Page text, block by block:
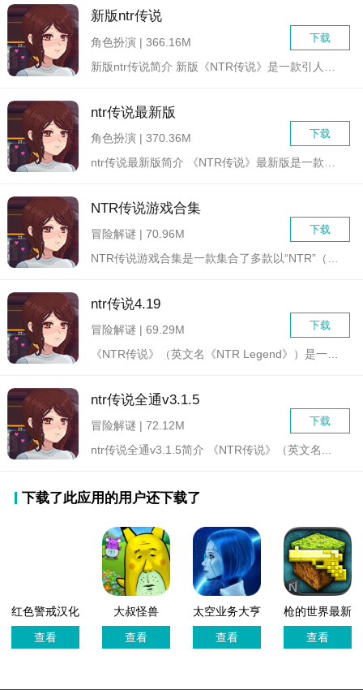
新版ntr传说
下载
角色扮演 | 366.16M
ntr传说最新版
下载
角色扮演 | 370.36M
ntr传说最新版简介 《NTR传说》最新版是一款集角色...
NTR传说游戏合集
下载
冒险解谜 | 70.96M
NTR传说游戏合集是一款集合了多款以“NTR”（网络用语，通...
ntr传说4.19
下载
冒险解谜 | 69.29M
《NTR传说》（英文名《NTR Legend》）是一款由Go...
ntr传说全通v3.1.5
下载
冒险解谜 | 72.12M
ntr传说全通v3.1.5简介 《NTR传说》（英文名...
下载了此应用的用户还下载了
红色警戒汉化
版
查看
大叔怪兽
查看
太空业务大亨
游戏官方版
查看
枪的世界最新
版
查看